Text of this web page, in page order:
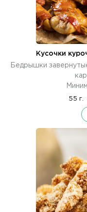
Кусочки
Бедрышки
55 г.